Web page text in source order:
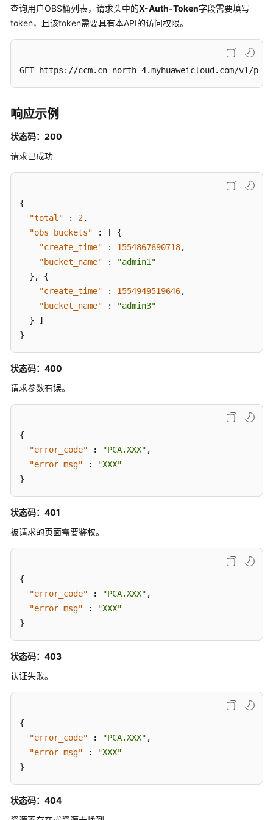
用
CRL
禁
用
单
管
理
查
询
特
性
例
限
和
权
项
史
API
SDK
常
题
视
查询用户OBS桶列表，请求头中的X-Auth-Token字段需要填写
token，且该token需要具有本API的访问权限。
GET https://ccm.cn-north-4.myhuaweicloud.com/
响应示例
状态码：200
请求已成功
{
"total"
: 2,
"obs_buckets"
: [
{
"create_time"
: 1554867690718,
"bucket_name"
:
"admin1"
} ,
{
"create_time"
: 1554949519646,
"bucket_name"
:
"admin3"
}
]
}
状态码：400
请求参数有误。
{
"error_code"
: "PCA.XXX" ,
"error_msg"
:
"XXX"
}
状态码：401
被请求的页面需要鉴权。
{
"error_code"
: "PCA.XXX" ,
"error_msg"
:
"XXX"
}
状态码：403
认证失败。
{
"error_code"
: "PCA.XXX" ,
"error_msg"
:
"XXX"
}
状态码：404